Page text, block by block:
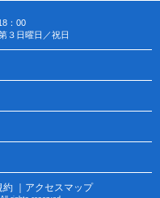
：00
３日曜日／祝日
約 ｜アクセスマップ